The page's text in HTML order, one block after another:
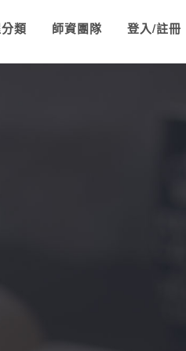
類 師資團隊 登入/註冊